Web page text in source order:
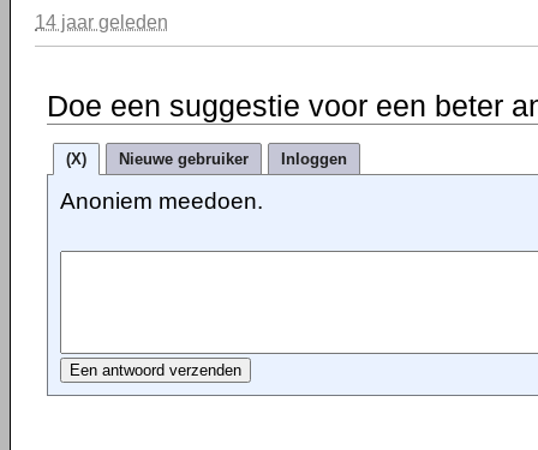
14 jaar geleden
Doe een suggestie voor een beter
(X) Nieuwe gebruiker Inloggen
Anoniem meedoen.